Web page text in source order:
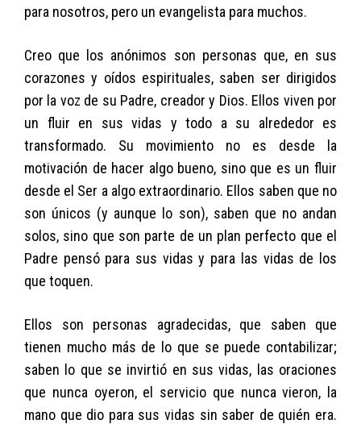
para nosotros, pero un evangelista para muchos.
Creo que los anónimos son personas que, en sus
corazones y oídos espirituales, saben ser dirigidos
por la voz de su Padre, creador y Dios. Ellos viven por
un fluir en sus vidas y todo a su alrededor es
transformado. Su movimiento no es desde la
motivación de hacer algo bueno, sino que es un fluir
desde el Ser a algo extraordinario. Ellos saben que no
son únicos (y aunque lo son), saben que no andan
solos, sino que son parte de un plan perfecto que el
Padre pensó para sus vidas y para las vidas de los
que toquen.
Ellos son personas agradecidas, que saben que
tienen mucho más de lo que se puede contabilizar;
saben lo que se invirtió en sus vidas, las oraciones
que nunca oyeron, el servicio que nunca vieron, la
mano que dio para sus vidas sin saber de quién era.